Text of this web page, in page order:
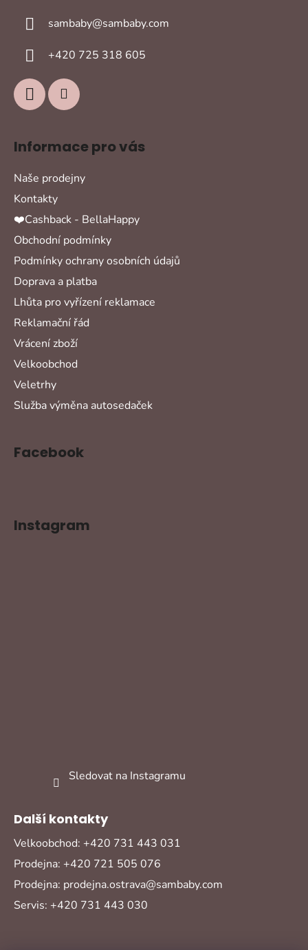
sambaby@sambaby.com
+420 725 318 605
Informace pro vás
Naše prodejny
Kontakty
❤️Cashback - BellaHappy
Obchodní podmínky
Podmínky ochrany osobních údajů
Doprava a platba
Lhůta pro vyřízení reklamace
Reklamační řád
Vrácení zboží
Velkoobchod
Veletrhy
Služba výměna autosedaček
Facebook
Instagram
Sledovat na Instagramu
Další kontakty
Velkoobchod: +420 731 443 031
Prodejna: +420 721 505 076
Prodejna: prodejna.ostrava@sambaby.com
Servis: +420 731 443 030